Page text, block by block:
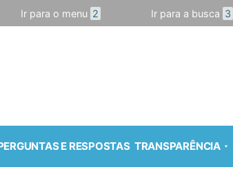
Ir para o menu 2 Ir para a busca 3
E RESPOSTAS TRANSPARÊNCIA